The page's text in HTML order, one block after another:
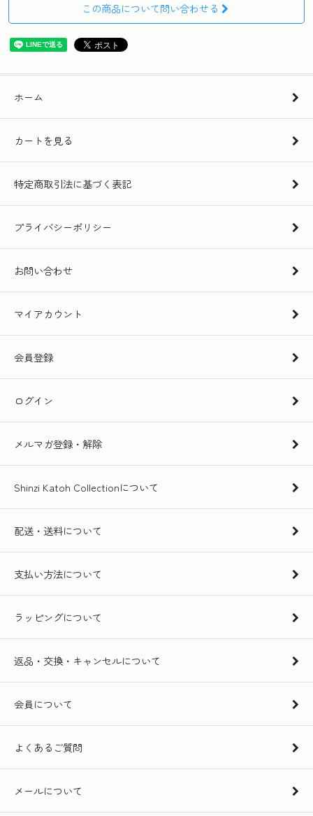
この商品について問い合わせる
ホーム
カートを見る
特定商取引法に基づく表記
プライバシーポリシー
お問い合わせ
マイアカウント
会員登録
ログイン
メルマガ登録・解除
Shinzi Katoh Collectionについて
配送・送料について
支払い方法について
ラッピングについて
返品・交換・キャンセルについて
会員について
よくあるご質問
メールについて